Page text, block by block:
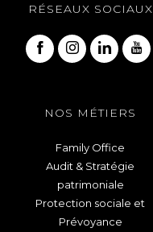
RÉSEAUX SOCIAUX
NOS MÉTIERS
Family Office
Audit & Stratégie
patrimoniale
Protection sociale et
Prévoyance